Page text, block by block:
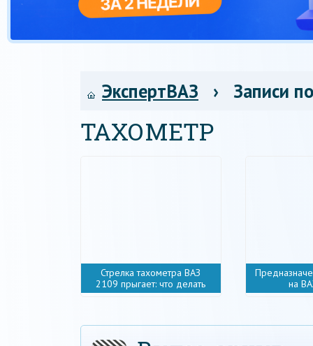
ЭкспертВАЗ › Записи
ТАХОМЕТР
Стрелка тахометра ВАЗ
2109 прыгает: что делать
на